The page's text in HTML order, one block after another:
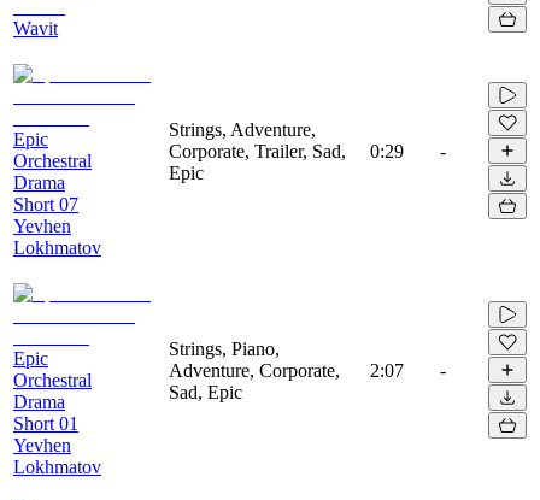
Wavit
Epic
Orchestral
Drama
Short 07
Yevhen
Lokhmatov
Strings, Adventure,
Corporate, Trailer, Sad,
Epic
0:29 -
Epic
Orchestral
Drama
Short 01
Yevhen
Lokhmatov
Strings, Piano,
Adventure, Corporate,
Sad, Epic
2:07 -